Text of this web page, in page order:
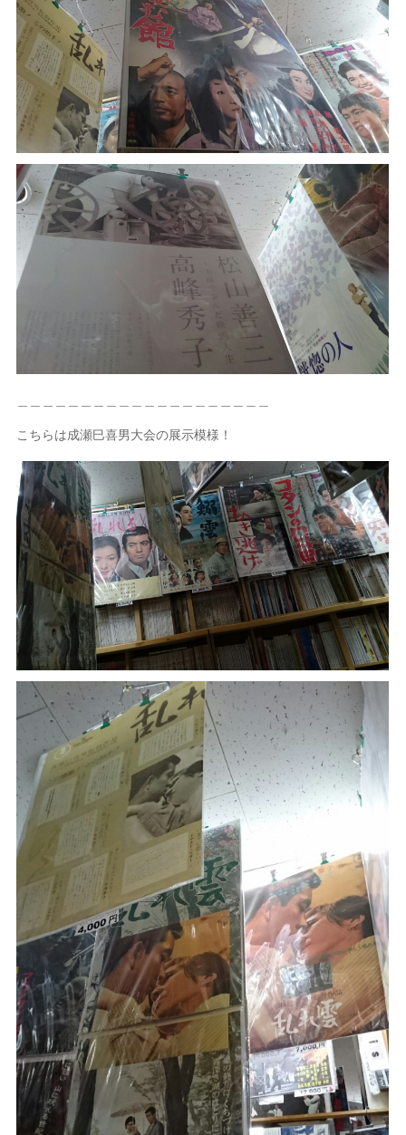
こちらは成瀬巳喜男大会の展示模様！